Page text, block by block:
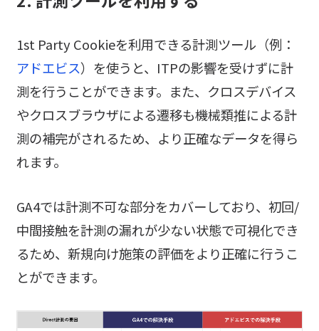
1st Party Cookieを利用できる計測ツール（例：
アドエビス）を使うと、ITPの影響を受けずに計
測を行うことができます。また、クロスデバイス
やクロスブラウザによる遷移も機械類推による計
測の補完がされるため、より正確なデータを得ら
れます。
GA4では計測不可な部分をカバーしており、初回/
中間接触を計測の漏れが少ない状態で可視化でき
るため、新規向け施策の評価をより正確に行うこ
とができます。